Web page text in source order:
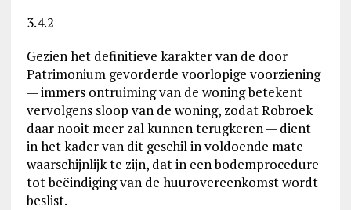
3.4.2
Gezien het definitieve karakter van de door
Patrimonium gevorderde voorlopige voorziening
— immers ontruiming van de woning betekent
vervolgens sloop van de woning, zodat Robroek
daar nooit meer zal kunnen terugkeren — dient
in het kader van dit geschil in voldoende mate
waarschijnlijk te zijn, dat in een bodemprocedure
tot beëindiging van de huurovereenkomst wordt
beslist.